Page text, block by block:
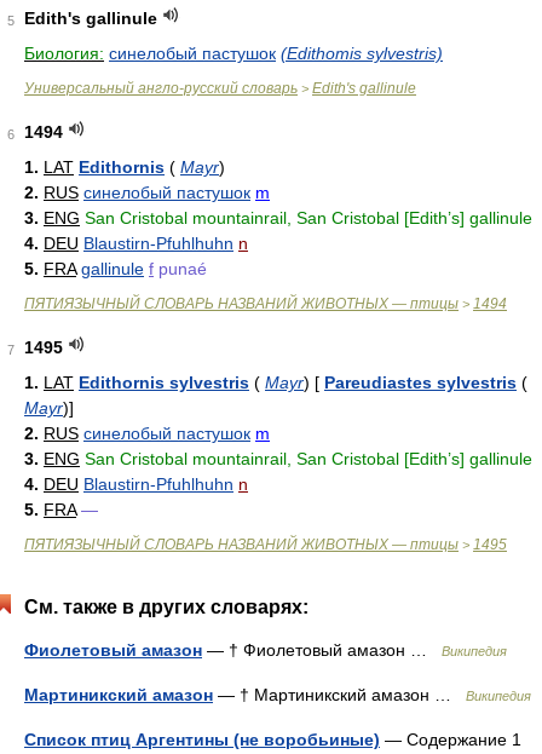
5
Edith's gallinule
Биология: синелобый пастушок (Edithomis sylvestris)
Универсальный англо-русский словарь > Edith's gallinule
6
1494
1. LAT Edithornis ( Mayr)
2. RUS синелобый пастушок m
3. ENG San Cristobal mountainrail, San Cristobal [Edith’s] gallinule
4. DEU Blaustirn-Pfuhlhuhn n
5. FRA gallinule f punaé
ПЯТИЯЗЫЧНЫЙ СЛОВАРЬ НАЗВАНИЙ ЖИВОТНЫХ — птицы > 1494
7
1495
1. LAT Edithornis sylvestris ( Mayr) [ Pareudiastes sylvestris (
Mayr)]
2. RUS синелобый пастушок m
3. ENG San Cristobal mountainrail, San Cristobal [Edith’s] gallinule
4. DEU Blaustirn-Pfuhlhuhn n
5. FRA —
ПЯТИЯЗЫЧНЫЙ СЛОВАРЬ НАЗВАНИЙ ЖИВОТНЫХ — птицы > 1495
См. также в других словарях:
Фиолетовый амазон — † Фиолетовый амазон … Википедия
Мартиникский амазон — † Мартиникский амазон … Википедия
Список птиц Аргентины (не воробьиные) — Содержание 1